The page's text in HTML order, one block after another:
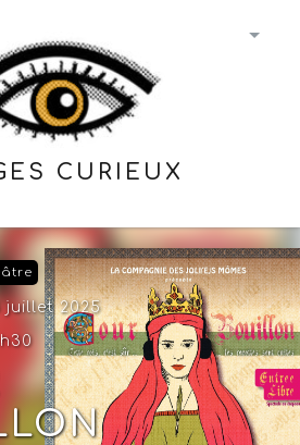
CURIEUX
juillet 2025